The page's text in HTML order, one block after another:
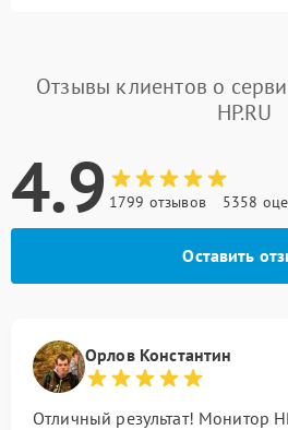
Отзывы клиентов о
HP.RU
4.9 1799 отзывов 5358
Оставить
Орлов Константин
Отличный результат! Монитор